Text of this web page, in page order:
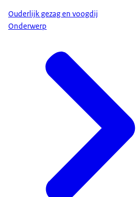
Ouderlijk gezag en voogdij
Onderwerp